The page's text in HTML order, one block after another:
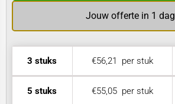
Jouw offerte in 1 dag
3 stuks €56,21 per stuk
5 stuks €55,05per stuk